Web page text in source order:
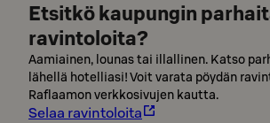
Etsitkö kaupungin
ravintoloita?
Aamiainen, lounas tai illallinen. Katso
lähellä hotelliasi! Voit varata pöydän
Raflaamon verkkosivujen kautta.
Selaa ravintoloita